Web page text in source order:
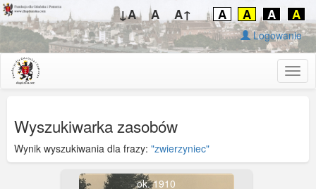
↓A A A↑ A A A A
Logowanie
Wyszukiwarka zasobów
Wynik wyszukiwania dla frazy: "zwierzyniec"
ok. 1910